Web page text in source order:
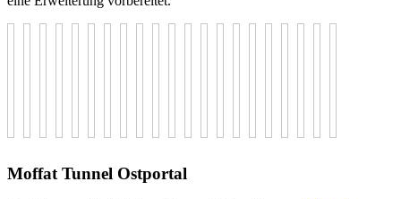
Moffat Tunnel Ostportal